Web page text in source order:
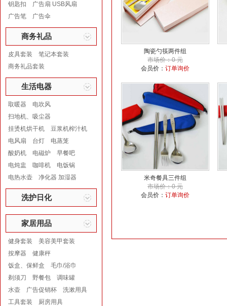
钥匙扣
广告扇 USB风扇
广告笔
广告伞
商务礼品
皮具套装
笔记本套装
商务礼品套装
生活电器
取暖器
电吹风
扫地机、吸尘器
挂烫机烘干机
豆浆机榨汁机
电风扇
台灯
电蒸笼
酸奶机
电磁炉
早餐吧
电炖盅
咖啡机
电饭锅
电热水壶
净化器 加湿器
洗护日化
家居用品
健身套装
美容美甲套装
按摩器
健康秤
饭盒、保鲜盒
毛巾/浴巾
剃须刀
野餐包
调味罐
水壶
广告促销杯
洗漱用具
工具套装
厨房用具
陶瓷勺筷两件组
市场价：0 元
会员价： 订单询价
米奇餐具三件组
市场价：0 元
会员价： 订单询价